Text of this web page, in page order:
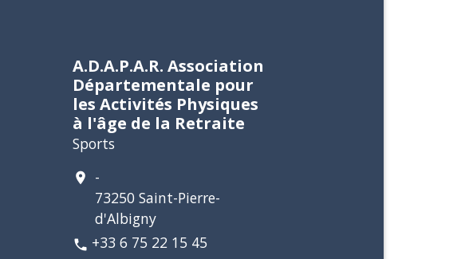
A.D.A.P.A.R. Association
Départementale pour
les Activités Physiques
à l'âge de la Retraite
Sports
location_on
-
73250 Saint-Pierre-
d'Albigny
phone +33 6 75 22 15 45